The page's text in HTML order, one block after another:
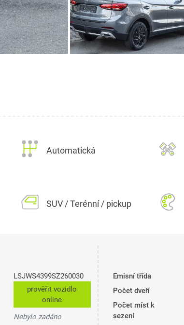
Automatická
SUV / Terénní / pickup
LSJWS4399SZ260030
prověřit vozidlo
online
Nebylo zadáno
Emisní třída
Počet dveří
Počet míst k
sezení